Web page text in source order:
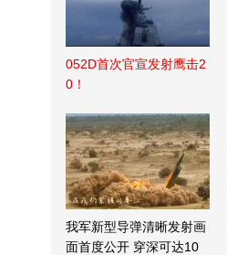
052D首次官宣发射鹰击2
0！
我军新型导弹清晰发射画
面首度公开 穿深可达10